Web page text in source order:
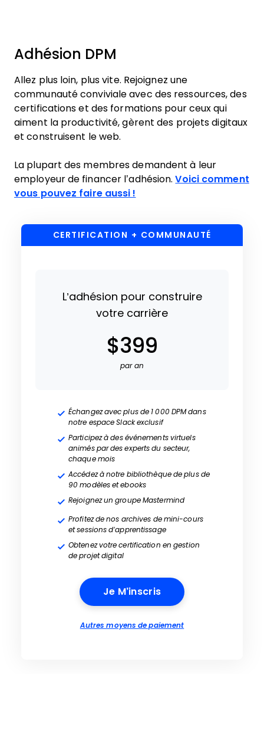
Adhésion DPM
Allez plus loin, plus vite. Rejoignez une
communauté conviviale avec des ressources, des
certifications et des formations pour ceux qui
aiment la productivité, gèrent des projets digitaux
et construisent le web.
La plupart des membres demandent à leur
employeur de financer l’adhésion.Voici comment
vous pouvez faire aussi !
CERTIFICATION + COMMUNAUTÉ
L’adhésion pour construire
votre carrière
$399
par an
Échangez avec plus de 1 000 DPM dans
notre espace Slack exclusif
Participez à des événements virtuels
animés par des experts du secteur,
chaque mois
Accédez à notre bibliothèque de plus de
90 modèles et ebooks
Rejoignez un groupe Mastermind
Profitez de nos archives de mini-cours
et sessions d’apprentissage
Obtenez votre certification en gestion
de projet digital
Je M’inscris
Autres moyens de paiement